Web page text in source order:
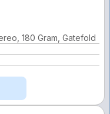
180 Gram, Gatefold